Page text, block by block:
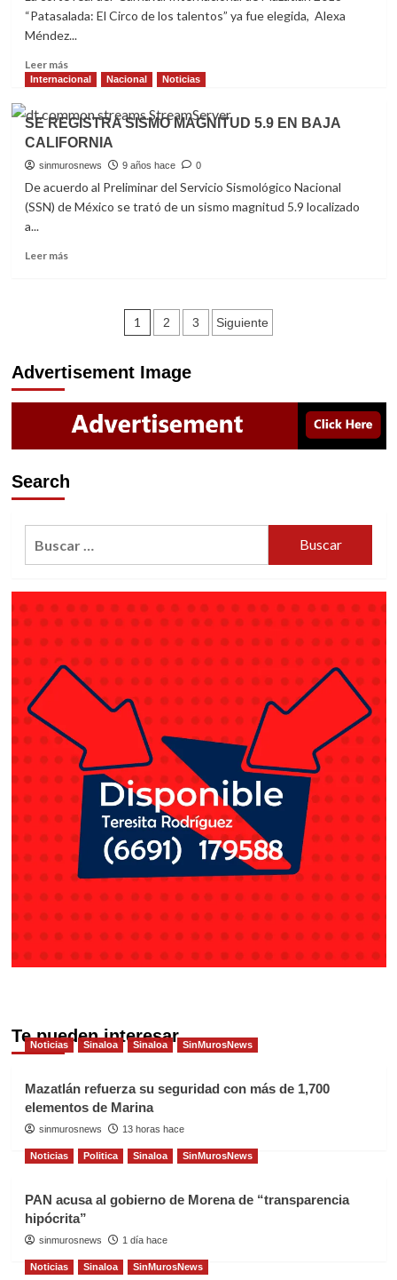
SUS
FUERZAS”
“Patasalada: El Circo de los talentos” ya fue elegida, Alexa
Méndez...
Leer másRead
more
ELIGEN
A
LA
CORTE
REAL
CARNAVAL
Internacional Nacional Noticias
SE REGISTRA SISMO MAGNITUD 5.9 EN BAJA
CALIFORNIA
sinmurosnews 9 años hace 0
De acuerdo al Preliminar del Servicio Sismológico Nacional
(SSN) de México se trató de un sismo magnitud 5.9 localizado
a...
Leer másRead
5.9
BAJA
CALIFORNIA
Navegación
entradas
1 2 3 Siguiente
Advertisement Image
Search
Te pueden interesar
Noticias Sinaloa Sinaloa SinMurosNews
Mazatlán refuerza su seguridad con más de 1,700
elementos de Marina
sinmurosnews 13 horas hace
Noticias Politica Sinaloa SinMurosNews
PAN acusa al gobierno de Morena de “transparencia
hipócrita”
sinmurosnews 1 día hace
Noticias Sinaloa SinMurosNews